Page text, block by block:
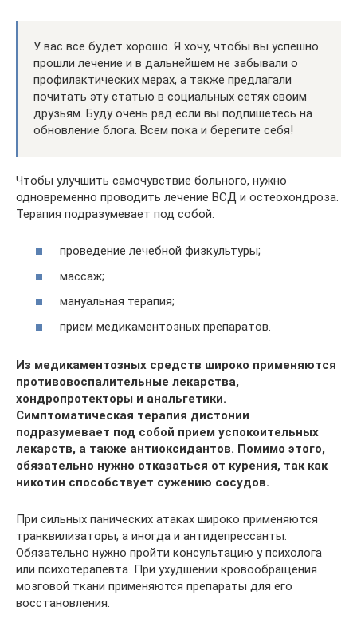
У вас все будет хорошо. Я хочу, чтобы вы успешно
прошли лечение и в дальнейшем не забывали о
профилактических мерах, а также предлагали
почитать эту статью в социальных сетях своим
друзьям. Буду очень рад если вы подпишетесь на
обновление блога. Всем пока и берегите себя!
Чтобы улучшить самочувствие больного, нужно
одновременно проводить лечение ВСД и остеохондроза.
Терапия подразумевает под собой:
проведение лечебной физкультуры;
массаж;
мануальная терапия;
прием медикаментозных препаратов.
Из медикаментозных средств широко применяются
противовоспалительные лекарства,
хондропротекторы и анальгетики.
Симптоматическая терапия дистонии
подразумевает под собой прием успокоительных
лекарств, а также антиоксидантов. Помимо этого,
обязательно нужно отказаться от курения, так как
никотин способствует сужению сосудов.
При сильных панических атаках широко применяются
транквилизаторы, а иногда и антидепрессанты.
Обязательно нужно пройти консультацию у психолога
или психотерапевта. При ухудшении кровообращения
мозговой ткани применяются препараты для его
восстановления.